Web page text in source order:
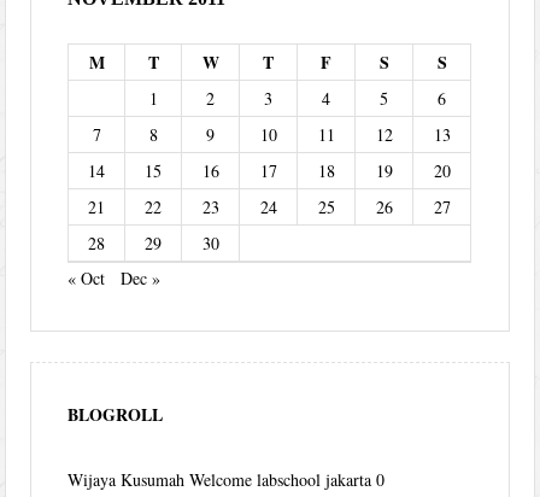
M T W T F S S
1 2 3 4 5
6
7
8 9 10 11 12
13
14
15 16 17 18 19
20
21
22 23 24 25 26
27
28
29
30
« Oct
Dec »
BLOGROLL
Wijaya Kusumah Welcome labschool jakarta 0